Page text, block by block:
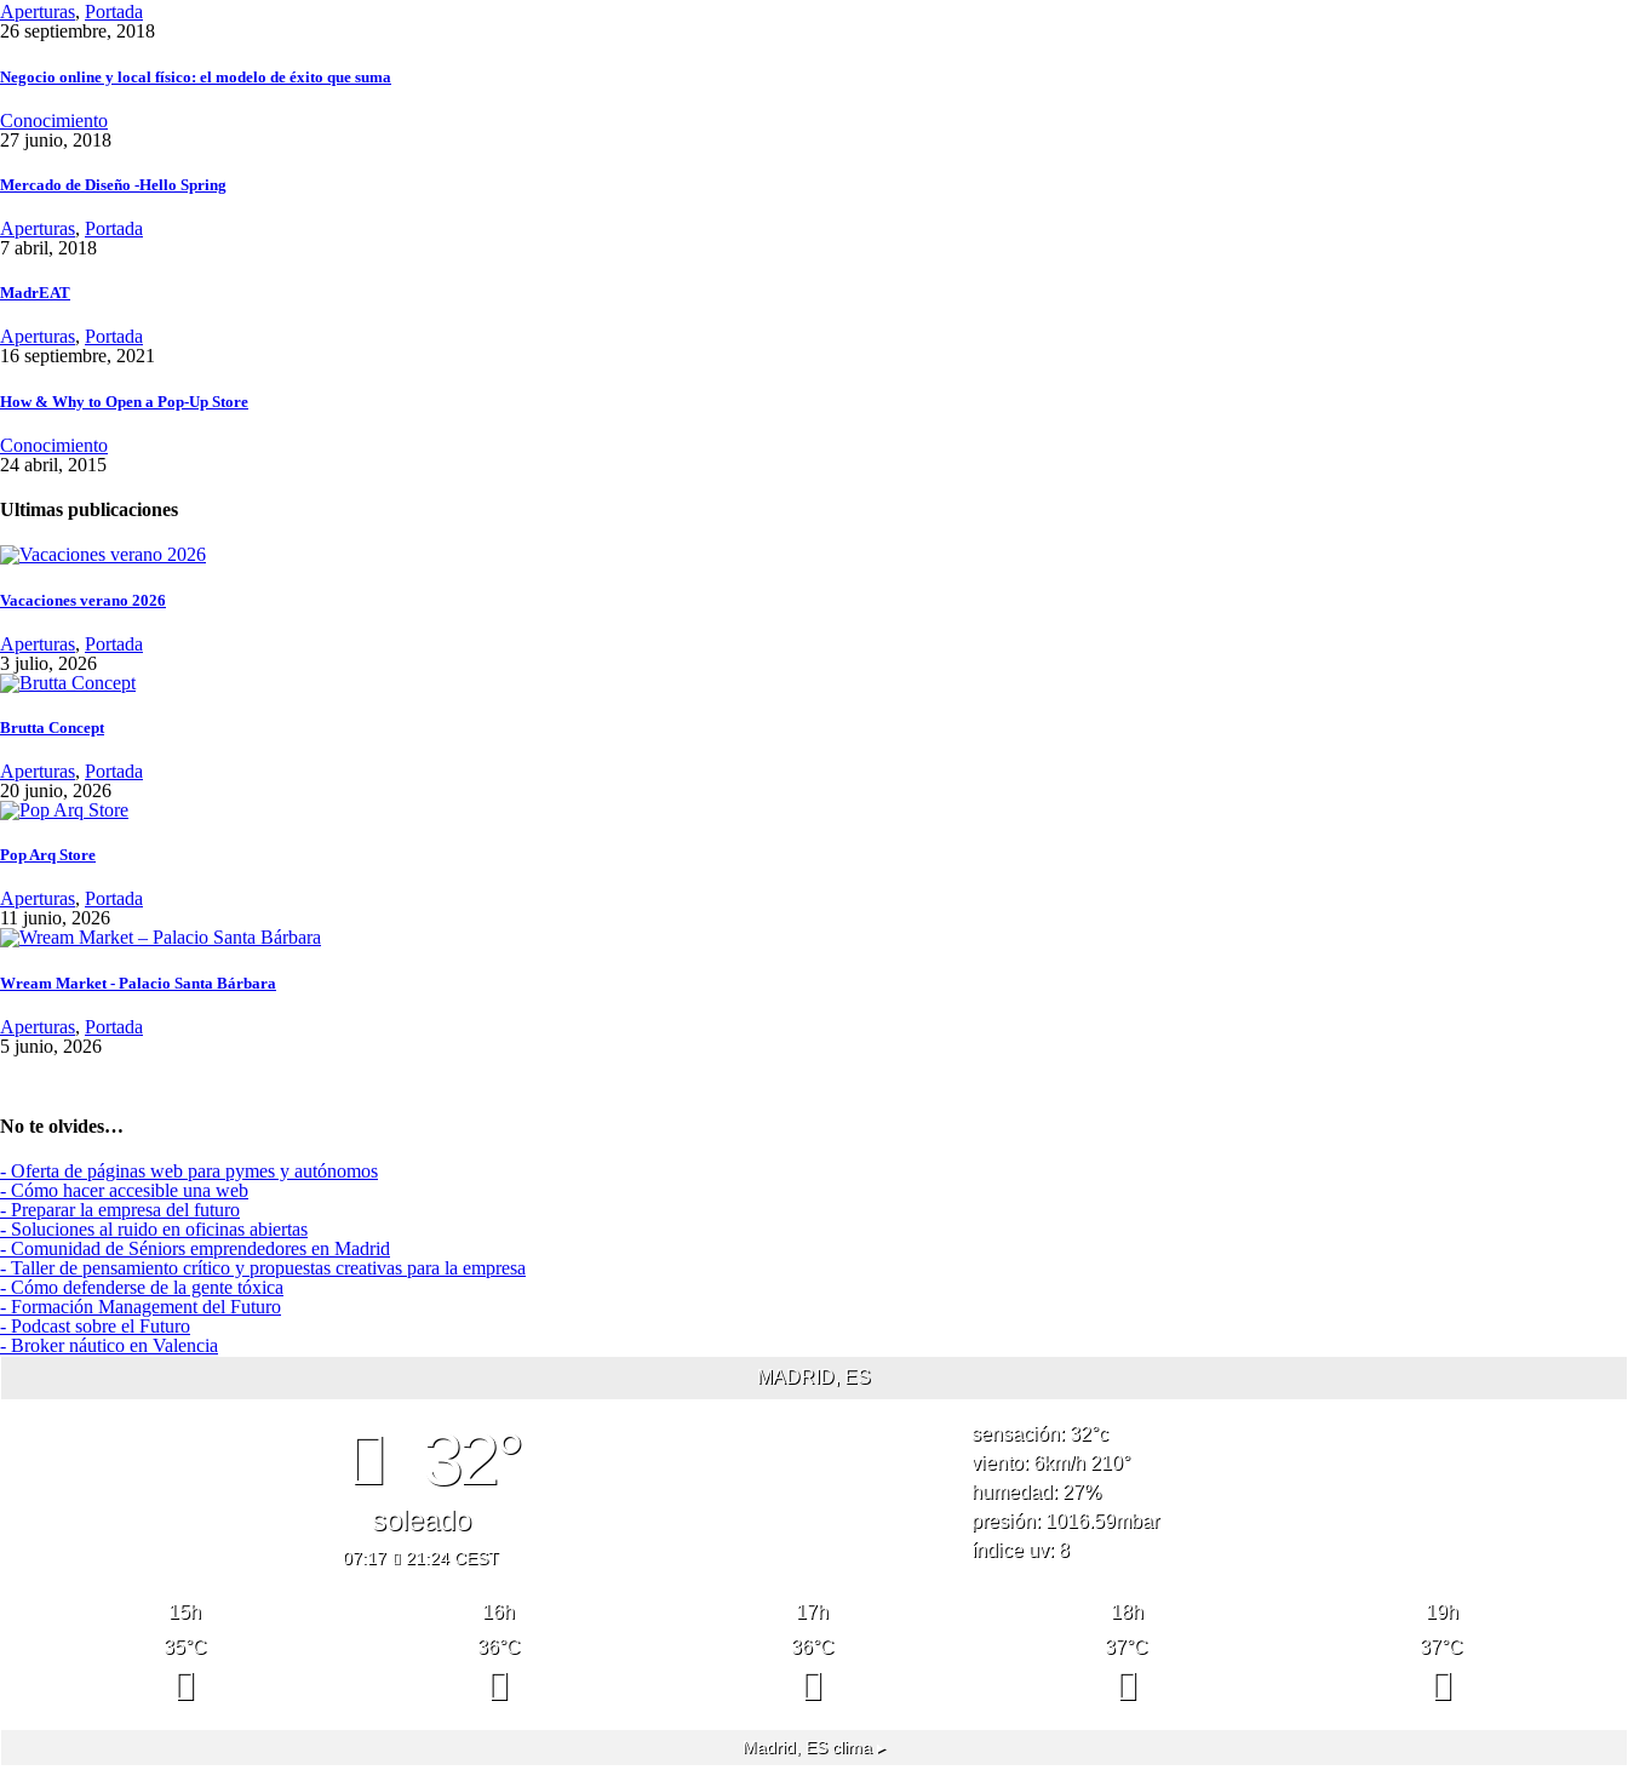
Aperturas, Portada
26 septiembre, 2018
Negocio online y local físico: el modelo de éxito que suma
Conocimiento
27 junio, 2018
Mercado de Diseño -Hello Spring
Aperturas, Portada
7 abril, 2018
MadrEAT
Aperturas, Portada
16 septiembre, 2021
How & Why to Open a Pop-Up Store
Conocimiento
24 abril, 2015
Ultimas publicaciones
Vacaciones verano 2026
Aperturas, Portada
3 julio, 2026
Brutta Concept
Aperturas, Portada
20 junio, 2026
Pop Arq Store
Aperturas, Portada
11 junio, 2026
Wream Market - Palacio Santa Bárbara
Aperturas, Portada
5 junio, 2026
No te olvides…
- Oferta de páginas web para pymes y autónomos
- Cómo hacer accesible una web
- Preparar la empresa del futuro
- Soluciones al ruido en oficinas abiertas
- Comunidad de Séniors emprendedores en Madrid
- Taller de pensamiento crítico y propuestas creativas para la empresa
- Cómo defenderse de la gente tóxica
- Formación Management del Futuro
- Podcast sobre el Futuro
- Broker náutico en Valencia
MADRID, ES
32°
soleado
07:17 21:24 CEST
sensación: 32°c
viento: 6km/h210°
humedad: 27%
presión: 1016.59mbar
índice uv: 8
15h 16h 17h 18h 19h
35°C 36°C 36°C 37°C 37°C
Madrid, ESclima ▸